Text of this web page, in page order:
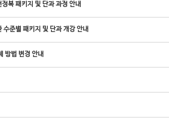
복 패키지 및 단과 과정 안내
준별 패키지 및 단과 개강 안내
방법 변경 안내